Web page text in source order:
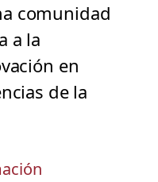
comunidad
a la
en
de la